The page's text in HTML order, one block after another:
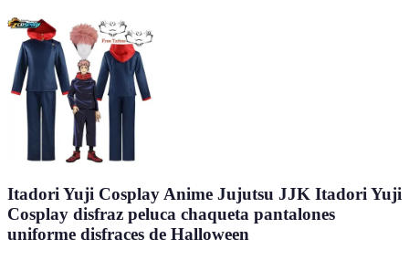
Itadori Yuji Cosplay Anime Jujutsu JJK Itadori Yuji
Cosplay disfraz peluca chaqueta pantalones
uniforme disfraces de Halloween